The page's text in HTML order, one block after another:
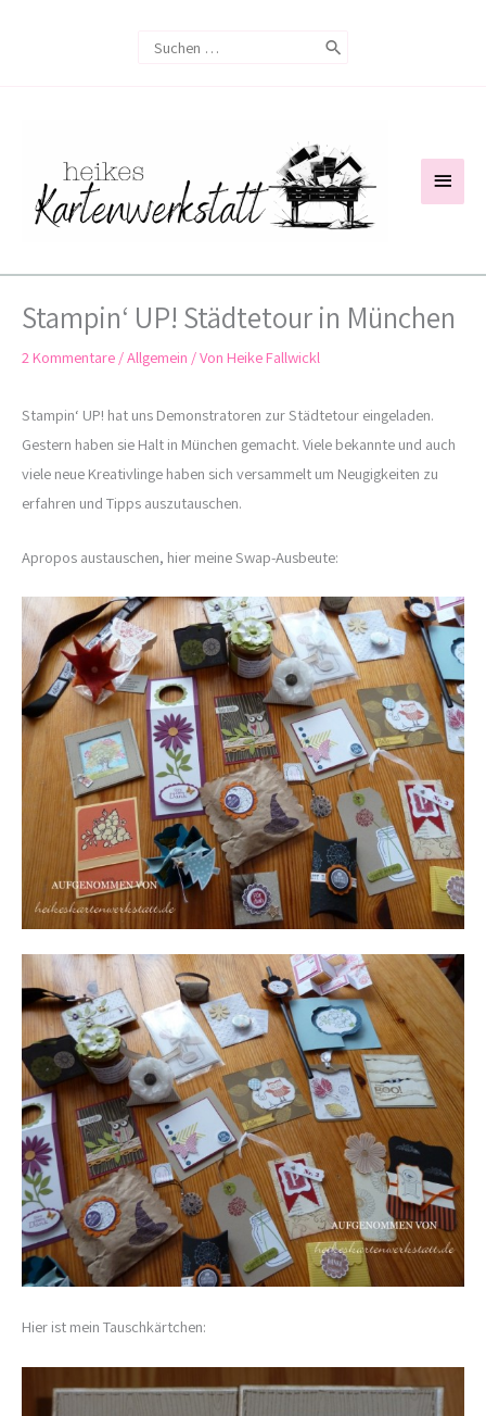
Search
Stampin‘ UP! Städtetour in München
2 Kommentare /Allgemein / Von Heike Fallwickl
Stampin‘ UP! hat uns Demonstratoren zur Städtetour eingeladen.
Gestern haben sie Halt in München gemacht. Viele bekannte und auch
viele neue Kreativlinge haben sich versammelt um Neugigkeiten zu
erfahren und Tipps auszutauschen.
Apropos austauschen, hier meine Swap-Ausbeute:
Hier ist mein Tauschkärtchen: